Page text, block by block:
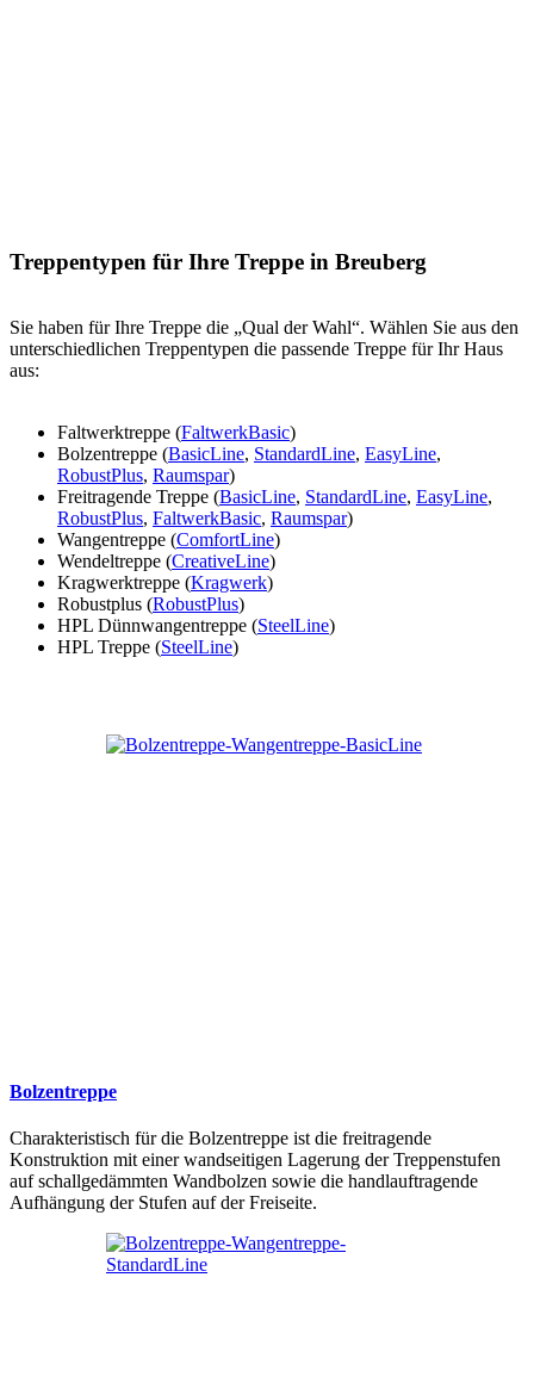
Treppentypen für Ihre Treppe in Breuberg
Sie haben für Ihre Treppe die „Qual der Wahl“. Wählen Sie aus den
unterschiedlichen Treppentypen die passende Treppe für Ihr Haus
aus:
Faltwerktreppe (FaltwerkBasic)
Bolzentreppe (BasicLine, StandardLine, EasyLine,
RobustPlus, Raumspar)
Freitragende Treppe (BasicLine, StandardLine, EasyLine,
RobustPlus, FaltwerkBasic, Raumspar)
Wangentreppe (ComfortLine)
Wendeltreppe (CreativeLine)
Kragwerktreppe (Kragwerk)
Robustplus (RobustPlus)
HPL Dünnwangentreppe (SteelLine)
HPL Treppe (SteelLine)
Bolzentreppe
Charakteristisch für die Bolzentreppe ist die freitragende
Konstruktion mit einer wandseitigen Lagerung der Treppenstufen
auf schallgedämmten Wandbolzen sowie die handlauftragende
Aufhängung der Stufen auf der Freiseite.